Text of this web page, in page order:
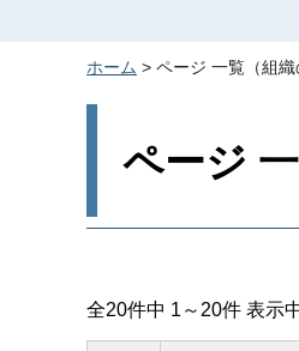
ホーム > ページ 一覧（組織
ページ
全20件中 1～20件 表示